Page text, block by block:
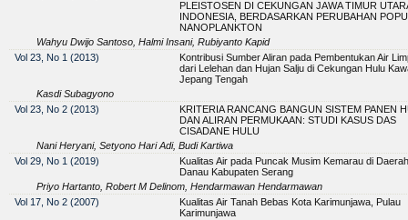
PLEISTOSEN DI CEKUNGAN JAWA TIMUR
INDONESIA, BERDASARKAN PERUBAHAN
NANOPLANKTON
Wahyu Dwijo Santoso, Halmi Insani, Rubiyanto Kapid
Vol 23, No 1 (2013)
Kontribusi Sumber Aliran pada Pembentukan Air
dari Lelehan dan Hujan Salju di Cekungan Hulu
Jepang Tengah
Kasdi Subagyono
Vol 23, No 2 (2013)
KRITERIA RANCANG BANGUN SISTEM PANEN
DAN ALIRAN PERMUKAAN: STUDI KASUS DAS
CISADANE HULU
Nani Heryani, Setyono Hari Adi, Budi Kartiwa
Vol 29, No 1 (2019)
Kualitas Air pada Puncak Musim Kemarau di
Danau Kabupaten Serang
Priyo Hartanto, Robert M Delinom, Hendarmawan Hendarmawan
Vol 17, No 2 (2007)
Kualitas Air Tanah Bebas Kota Karimunjawa, Pulau
Karimunjawa